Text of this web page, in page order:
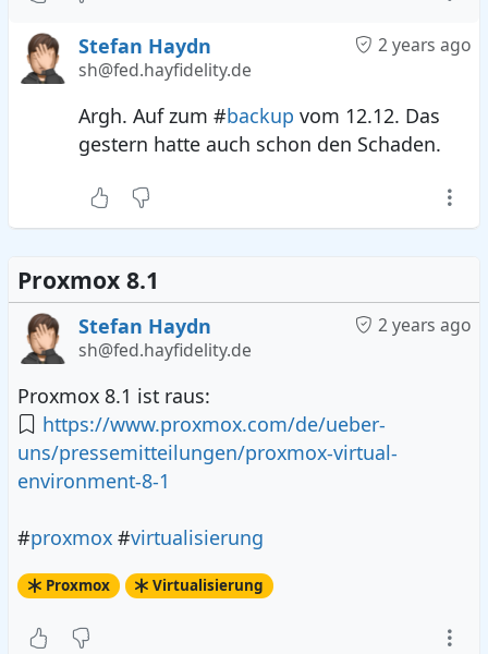
2 years ago
Stefan Haydn
sh@fed.hayfidelity.de
Argh. Auf zum #backup vom 12.12. Das
gestern hatte auch schon den Schaden.
Proxmox 8.1
2 years ago
Stefan Haydn
sh@fed.hayfidelity.de
Proxmox 8.1 ist raus:
https://www.proxmox.com/de/ueber-
uns/pressemitteilungen/proxmox-virtual-
environment-8-1
#proxmox #virtualisierung
Proxmox Virtualisierung